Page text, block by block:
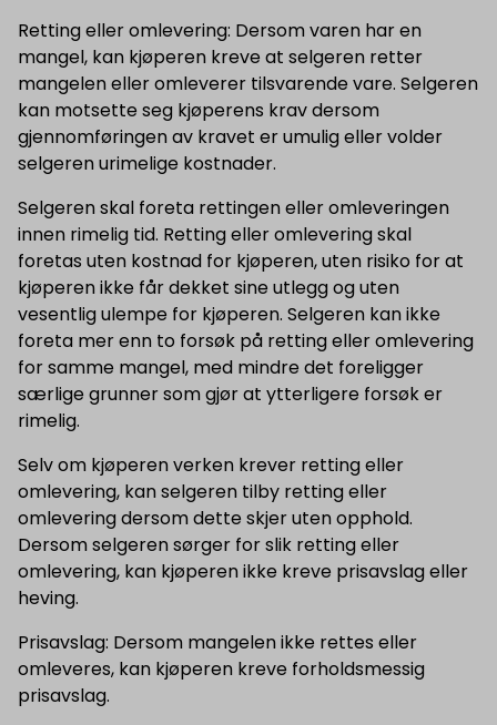
Retting eller omlevering: Dersom varen har en
mangel, kan kjøperen kreve at selgeren retter
mangelen eller omleverer tilsvarende vare. Selgeren
kan motsette seg kjøperens krav dersom
gjennomføringen av kravet er umulig eller volder
selgeren urimelige kostnader.
Selgeren skal foreta rettingen eller omleveringen
innen rimelig tid. Retting eller omlevering skal
foretas uten kostnad for kjøperen, uten risiko for at
kjøperen ikke får dekket sine utlegg og uten
vesentlig ulempe for kjøperen. Selgeren kan ikke
foreta mer enn to forsøk på retting eller omlevering
for samme mangel, med mindre det foreligger
særlige grunner som gjør at ytterligere forsøk er
rimelig.
Selv om kjøperen verken krever retting eller
omlevering, kan selgeren tilby retting eller
omlevering dersom dette skjer uten opphold.
Dersom selgeren sørger for slik retting eller
omlevering, kan kjøperen ikke kreve prisavslag eller
heving.
Prisavslag: Dersom mangelen ikke rettes eller
omleveres, kan kjøperen kreve forholdsmessig
prisavslag.